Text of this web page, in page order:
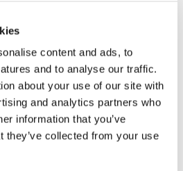
content and ads, to
and to analyse our traffic.
about your use of our site with
and analytics partners who
information that you’ve
they’ve collected from your use
Saunaseura ry
10, 00200 Helsinki
050 372 4167
on kiinteästi yhteydessä
kanssa.
nimitysvaliokunta on
apua sopivien ehdokkaiden
joiden valintaa
valmistelee. Johtokunta